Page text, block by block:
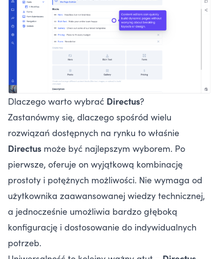
Dlaczego warto wybrać Directus?
Zastanówmy się, dlaczego spośród wielu
rozwiązań dostępnych na rynku to właśnie
Directus może być najlepszym wyborem. Po
pierwsze, oferuje on wyjątkową kombinację
prostoty i potężnych możliwości. Nie wymaga od
użytkownika zaawansowanej wiedzy technicznej,
a jednocześnie umożliwia bardzo głęboką
konfigurację i dostosowanie do indywidualnych
potrzeb.